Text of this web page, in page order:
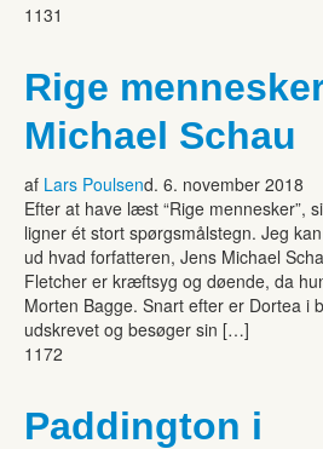
1131
Rige
Michael Schau
af Lars Poulsend. 6. november 2018
Efter at have læst “Rige mennesker”,
ligner ét stort spørgsmålstegn. Jeg
ud hvad forfatteren, Jens Michael
Fletcher er kræftsyg og døende, da
Morten Bagge. Snart efter er Dortea i
udskrevet og besøger sin […]
1172
Paddington i